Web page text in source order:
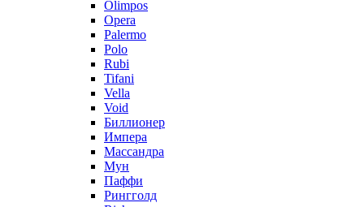
Olimpos
Opera
Palermo
Polo
Rubi
Tifani
Vella
Void
Биллионер
Импера
Массандра
Мун
Паффи
Рингголд